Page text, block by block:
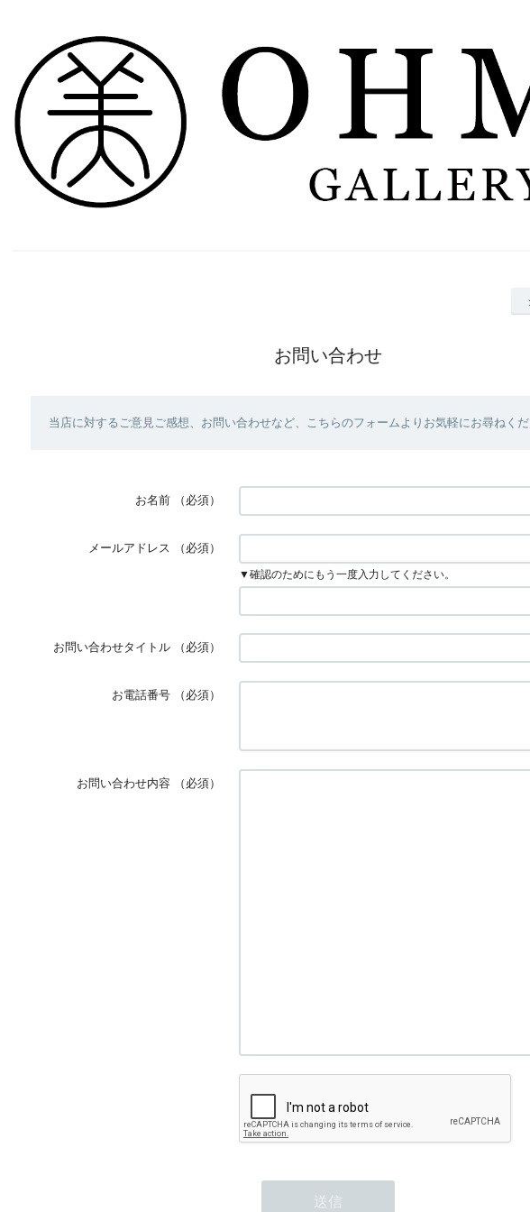
お問い合わせ
当店に対するご意見ご感想、お問い合わせなど、こちらのフォームよりお気軽にお尋ねく
お名前 （必須）
メールアドレス （必須）
▼確認のためにもう一度入力してください。
お問い合わせタイトル （必須）
お電話番号 （必須）
お問い合わせ内容 （必須）